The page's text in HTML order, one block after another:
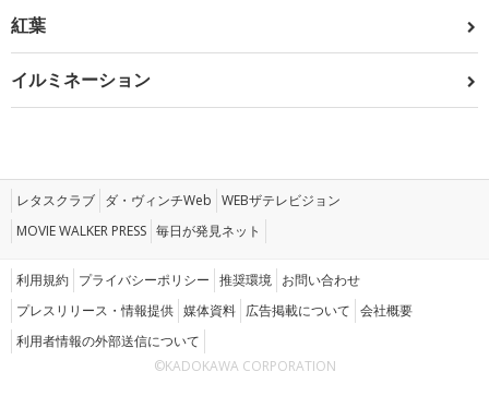
紅葉
イルミネーション
レタスクラブ ダ・ヴィンチWeb WEBザテレビジョン
MOVIE WALKER PRESS 毎日が発見ネット
利用規約 プライバシーポリシー 推奨環境 お問い合わせ
プレスリリース・情報提供 媒体資料 広告掲載について 会社概要
利用者情報の外部送信について
©KADOKAWA CORPORATION